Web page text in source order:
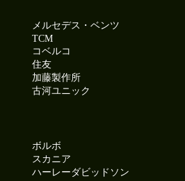
メルセデス・ベンツ
TCM
コベルコ
住友
加藤製作所
古河ユニック
ボルボ
スカニア
ハーレーダビッドソン